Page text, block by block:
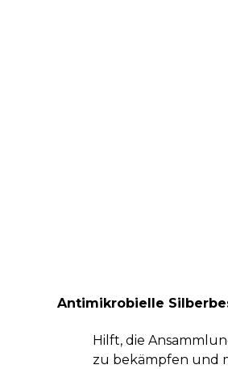
Antimikrobielle
Hilft, die
zu bekämpfen und